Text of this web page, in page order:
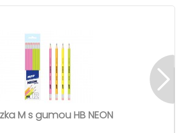
M s gumou HB NEON